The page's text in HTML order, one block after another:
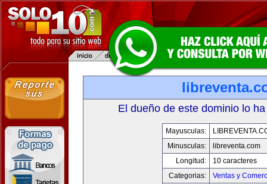
El dueño de este dominio lo
Mayusculas:
Minusculas:
libreventa.com
Longitud:
10 caracteres
Categorias:
Ventas y